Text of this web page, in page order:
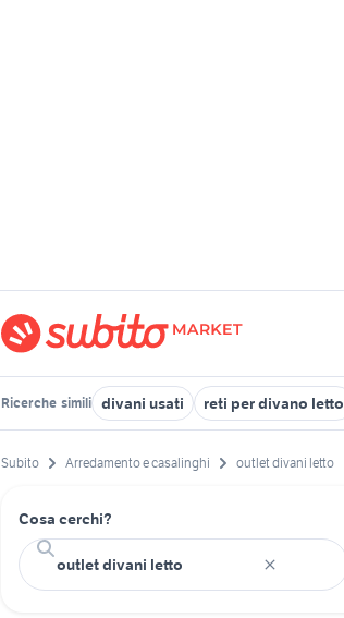
Ricerche simili divani usati reti per divano letto
Subito Arredamento e casalinghi outlet divani letto
Cosa cerchi?